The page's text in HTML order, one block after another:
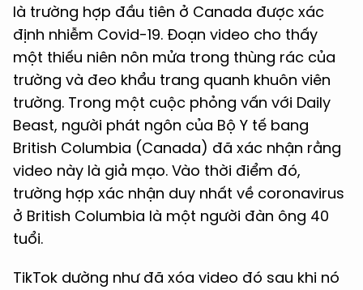
là trường hợp đầu tiên ở Canada được xác
định nhiễm Covid-19. Đoạn video cho thấy
một thiếu niên nôn mửa trong thùng rác của
trường và đeo khẩu trang quanh khuôn viên
trường. Trong một cuộc phỏng vấn với Daily
Beast, người phát ngôn của Bộ Y tế bang
British Columbia (Canada) đã xác nhận rằng
video này là giả mạo. Vào thời điểm đó,
trường hợp xác nhận duy nhất về coronavirus
ở British Columbia là một người đàn ông 40
tuổi.
TikTok dường như đã xóa video đó sau khi nó